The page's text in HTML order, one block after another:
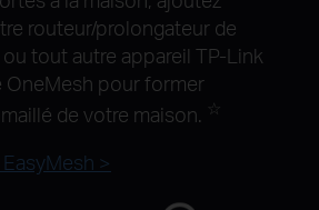
routeur/prolongateur de
tout autre appareil TP-Link
OneMesh pour former
de votre maison. ☆
>